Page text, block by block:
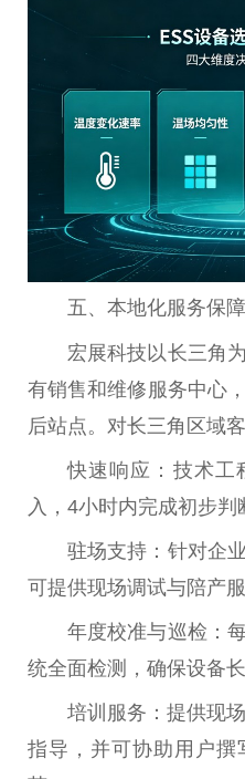
五、本地化服务保障
宏展科技以长三角
有销售和维修服务中心
后站点。对长三角区域
快速响应：技术工
入，4小时内完成初步判
驻场支持：针对企
可提供现场调试与陪产服
年度校准与巡检：
统全面检测，确保设备
培训服务：提供现
指导，并可协助用户